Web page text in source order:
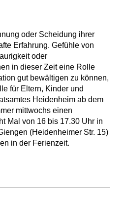
oder Scheidung ihrer
Erfahrung. Gefühle von
oder
in dieser Zeit eine Rolle
gut bewältigen zu können,
für Eltern, Kinder und
Heidenheim ab dem
mittwochs einen
Mal von 16 bis 17.30 Uhr in
(Heidenheimer Str. 15)
in der Ferienzeit.